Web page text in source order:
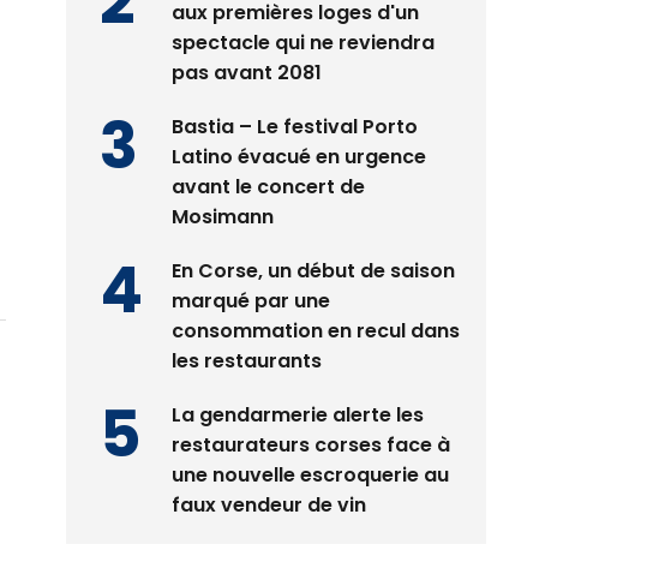
Éclipse du 12 août : la Corse
aux premières loges d'un
pas avant 2081
Bastia – Le festival Porto
Latino évacué en urgence
Mosimann
En Corse, un début de saison
marqué par une
les restaurants
La gendarmerie alerte les
restaurateurs corses face à